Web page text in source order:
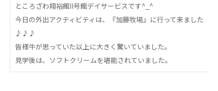
社会福祉法人 心の会
心の会
医療（共に生きる仲間達）
ところざわ翔裕館II号館デイサービスです^_^
今日の外出アクティビティは、『加藤牧場』に行って来ました
♪♪♪
皆様牛が思っていた以上に大きく驚いていました。
見学後は、ソフトクリームを堪能されていました。